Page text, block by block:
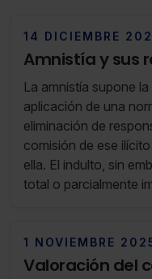
14 DICIEMBRE
Amnistía y sus
La amnistía supone
aplicación de una
eliminación de
comisión de ese
ella. El indulto, sin
total o parcialmente
1 NOVIEMBRE
Valoración del